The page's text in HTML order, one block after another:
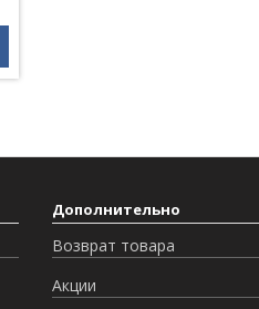
Дополнительно
Возврат товара
Акции